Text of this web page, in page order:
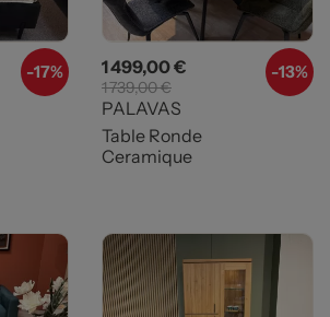
-17% -13%
Prix
1 499,00 € Prix de base
1 739,00 €
PALAVAS
Table Ronde
Ceramique